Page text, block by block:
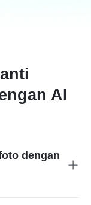
AI
dengan